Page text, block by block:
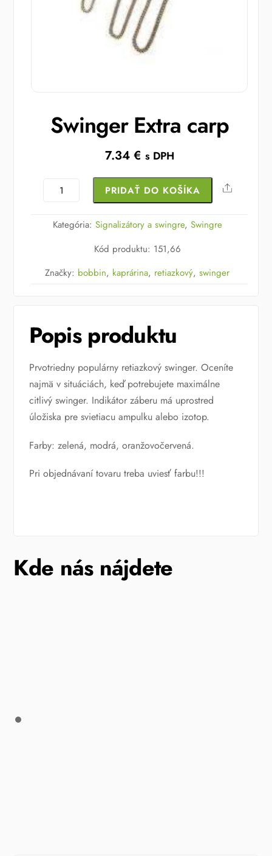
Swinger Extra carp
7.34 € s DPH
množstvo
Extra
PRIDAŤ DO KOŠÍKA Share
Kategória: Signalizátory a swingre, Swingre
Kód produktu: 151,66
Značky: bobbin, kaprárina, retiazkový,swinger
Popis produktu
Prvotriedny populárny retiazkový swinger. Oceníte
najmä v situáciách, keď potrebujete maximálne
citlivý swinger. Indikátor záberu má uprostred
úložiska pre svietiacu ampulku alebo izotop.
Farby: zelená, modrá, oranžovočervená.
Pri objednávaní tovaru treba uviesť farbu!!!
Kde nás nájdete